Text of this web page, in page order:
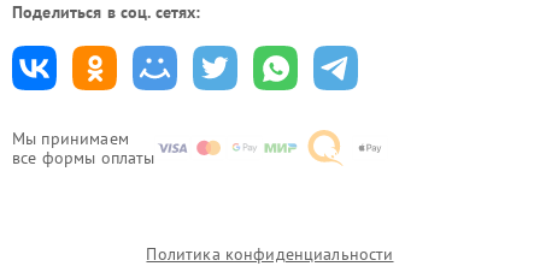
Мы принимаем
все формы оплаты
Поделиться в соц. сетях:
Политика конфиденциальности